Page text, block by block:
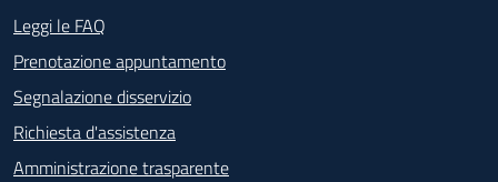
Footer - Contatti
Leggi le FAQ
Prenotazione appuntamento
Segnalazione disservizio
Richiesta d'assistenza
Amministrazione trasparente